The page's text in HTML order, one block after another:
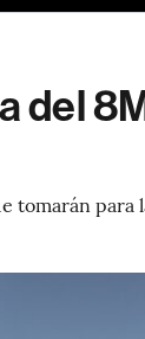
del
tomarán